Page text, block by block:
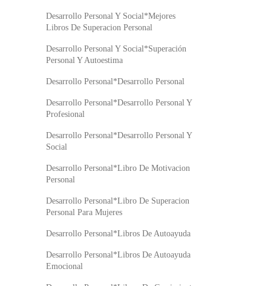
Desarrollo Personal Y Social*Mejores
Libros De Superacion Personal
Desarrollo Personal Y Social*Superación
Personal Y Autoestima
Desarrollo Personal*Desarrollo Personal
Desarrollo Personal*Desarrollo Personal Y
Profesional
Desarrollo Personal*Desarrollo Personal Y
Social
Desarrollo Personal*Libro De Motivacion
Personal
Desarrollo Personal*Libro De Superacion
Personal Para Mujeres
Desarrollo Personal*Libros De Autoayuda
Desarrollo Personal*Libros De Autoayuda
Emocional